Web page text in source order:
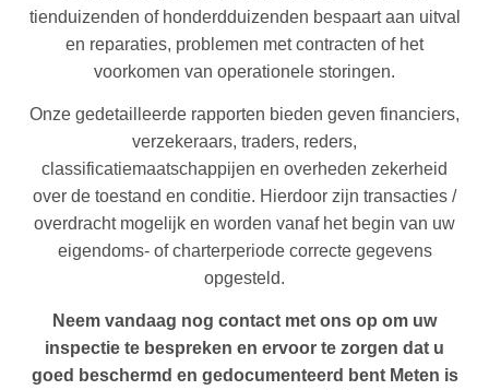
tienduizenden of honderdduizenden bespaart aan uitval
en reparaties, problemen met contracten of het
voorkomen van operationele storingen.
Onze gedetailleerde rapporten bieden geven financiers,
verzekeraars, traders, reders,
classificatiemaatschappijen en overheden zekerheid
over de toestand en conditie. Hierdoor zijn transacties /
overdracht mogelijk en worden vanaf het begin van uw
eigendoms- of charterperiode correcte gegevens
opgesteld.
Neem vandaag nog contact met ons op om uw
inspectie te bespreken en ervoor te zorgen dat u
goed beschermd en gedocumenteerd bent Meten is